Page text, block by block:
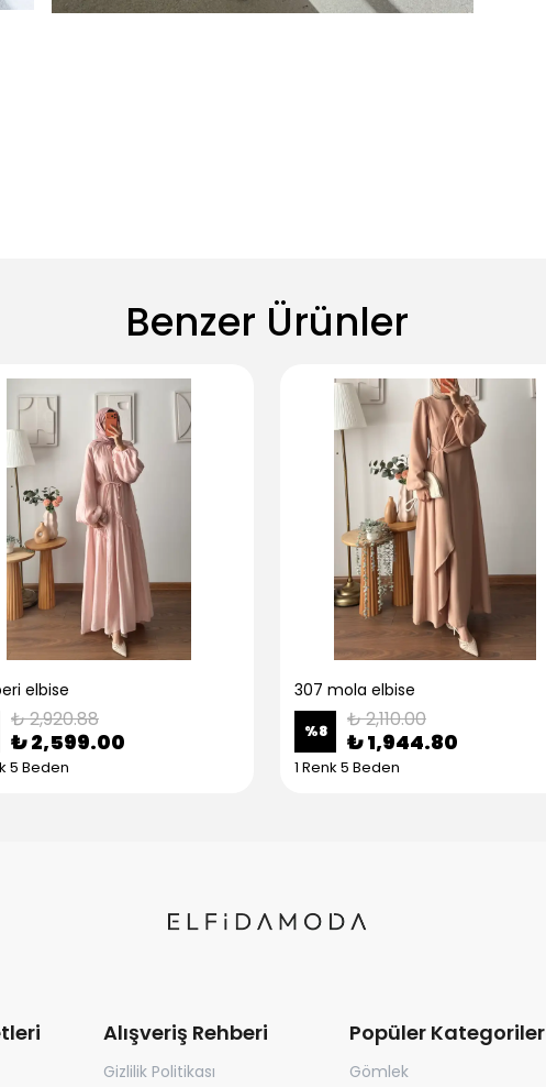
Benzer Ürünler
elbise
₺ 2,920.88
₺ 2,599.00
5 Beden
307 mola elbise
%8 ₺ 2,110.00
₺ 1,944.80
1 Renk 5 Beden
Alışveriş Rehberi
Gizlilik Politikası
Popüler Kategoriler
Gömlek